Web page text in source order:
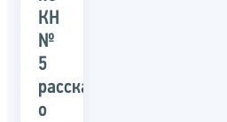
КН
№
5
рассказали
о